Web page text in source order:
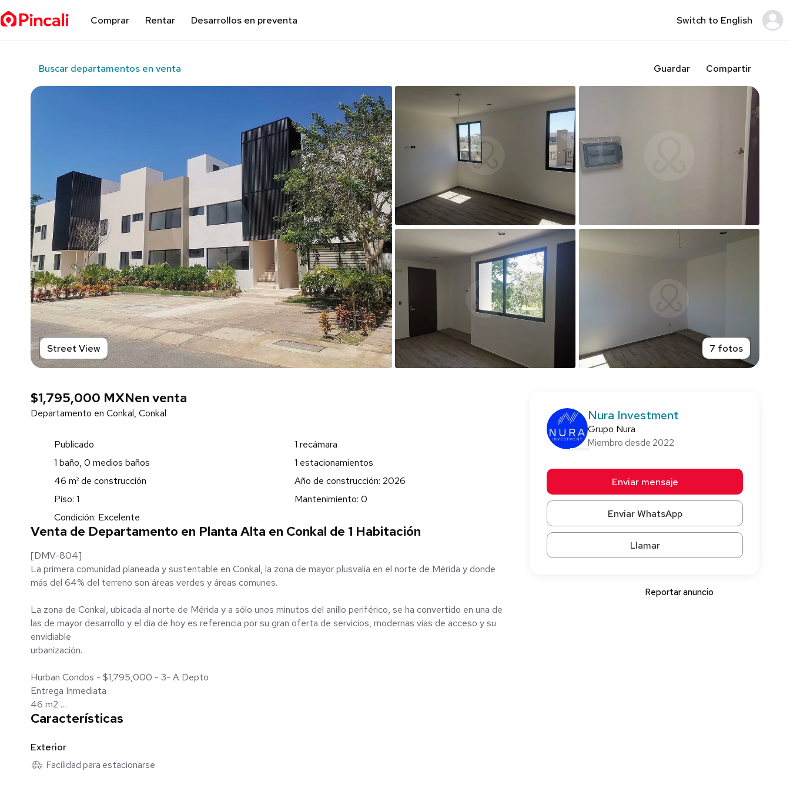
Comprar Rentar Desarrollos en preventa Switch to English
Buscar departamentos en venta Guardar Compartir
Street View 7 fotos
$1,795,000 MXNen venta
Departamento en Conkal, Conkal
Publicado
1 recámara
1 baño, 0 medios baños
1 estacionamientos
46 m² de construcción
Año de construcción: 2026
Piso: 1
Mantenimiento: 0
Condición: Excelente
Venta de Departamento en Planta Alta en Conkal de 1 Habitación
[DMV-804]
La primera comunidad planeada y sustentable en Conkal, la zona de mayor plusvalía en el norte de Mérida y donde
más del 64% del terreno son áreas verdes y áreas comunes.
La zona de Conkal, ubicada al norte de Mérida y a sólo unos minutos del anillo periférico, se ha convertido en una de
las de mayor desarrollo y el día de hoy es referencia por su gran oferta de servicios, modernas vías de acceso y su
envidiable
urbanización.
Hurban Condos - $1,795,000 - 3- A Depto
Entrega Inmediata
46 m2
Mod. Single - Planta Alta
Cuota de mantenimiento: $1,700
-1 Habitación
Características
Exterior
Facilidad para estacionarse
Nura Investment
Grupo Nura
Miembro desde 2022
Enviar mensaje
Enviar WhatsApp
Llamar
Reportar anuncio